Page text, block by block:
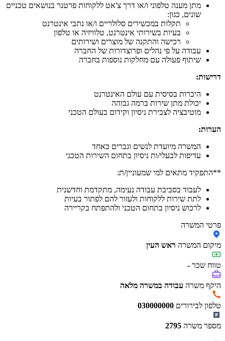
מתן מענה טלפוני ו/או דרך צ'אט ללקוחות פרטנר בנושאים טכניים
שונים, כגון:
תקלות במכשירים סלולריים ו/או נתבי אינטרנט
בעיות בשירותי אינטרנט, טלוויזיה או טלפון
רכישה והתקנה של מוצרים ושירותים
עבודה על פי נהלים ופרוצדורות של החברה
שיתוף פעולה עם מחלקות נוספות בחברה
דרישות:
היכרות בסיסית עם עולם האינטרנט
יכולת מתן שירות ברמה גבוהה
מוטיבציה לצבירת ניסיון וקידום בעולם הטכני
הערות:
המשרה מיועדת לנשים וגברים כאחד
עדיפות לבעלי/ות ניסיון בתחום השירות הטכני
**התפקיד מתאים למי שמעוניין/ת:
לעבוד בסביבת עבודה נעימה, מתקדמת וחדשנית
לתת שירות ללקוחות ולעזור להם לפתור בעיות
לרכוש ניסיון בתחום הטכני ולהתפתח בקריירה
פרטי המשרה
מיקום המשרה ראש העין
טווח שכר -
היקף משרה עבודה במשרה מלאה
טלפון לבירורים 030000000
מספר משרה 2795